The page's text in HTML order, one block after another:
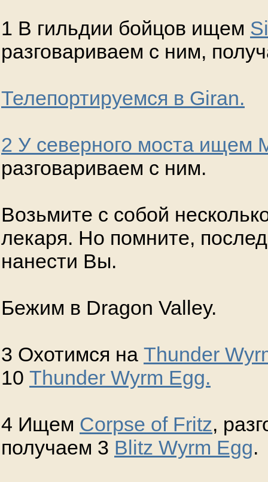
1 В гильдии бойцов ищем
разговариваем с ним,
Телепортируемся в Giran.
2 У северного моста ищем
разговариваем с ним.
Возьмите с собой
лекаря. Но помните,
нанести Вы.
Бежим в Dragon Valley.
3 Охотимся на Thunder
10 Thunder Wyrm Egg.
4 Ищем Corpse of Fritz,
получаем 3 Blitz Wyrm Egg.